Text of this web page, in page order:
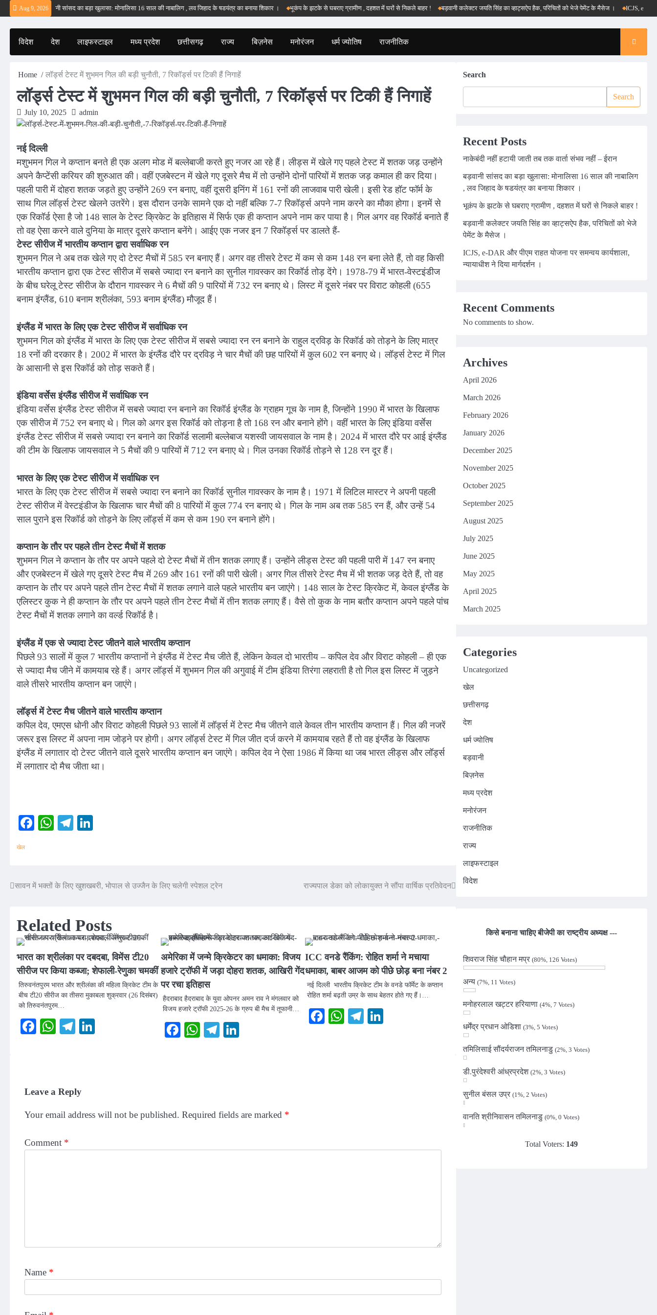
Skip
to
content
Aug 9, 2026
ईरान बड़वानी सांसद का बड़ा खुलासा: मोनालिसा 16 साल की नाबालिग , लव जिहाद के षडयंत्र का बनाया शिकार । भूकंप के झटके से घबराए ग्रामीण , दहशत में घरों से निकले बाहर ! बड़वानी कलेक्टर जयति सिंह का व्हाट्सऐप हैक, परिचितों को भेजे पेमेंट के मैसेज । ICJS, e-DAR और
विदेश देश लाइफस्टाइल मध्य प्रदेश छत्तीसगढ़ राज्य बिज़नेस मनोरंजन धर्म ज्योतिष राजनीतिक
Home लॉर्ड्स टेस्ट में शुभमन गिल की बड़ी चुनौती, 7 रिकॉर्ड्स पर टिकी हैं निगाहें
लॉर्ड्स टेस्ट में शुभमन गिल की बड़ी चुनौती, 7 रिकॉर्ड्स पर टिकी हैं निगाहें
July 10, 2025 admin
नई दिल्ली
मशुभमन गिल ने कप्तान बनते ही एक अलग मोड में बल्लेबाजी करते हुए नजर आ रहे हैं। लीड्स में खेले गए पहले टेस्ट में शतक जड़ उन्होंने
अपने कैप्टेंसी करियर की शुरुआत की। वहीं एजबेस्टन में खेले गए दूसरे मैच में तो उन्होंने दोनों पारियों में शतक जड़ कमाल ही कर दिया।
पहली पारी में दोहरा शतक जड़ते हुए उन्होंने 269 रन बनाए, वहीं दूसरी इनिंग में 161 रनों की लाजवाब पारी खेली। इसी रेड हॉट फॉर्म के
साथ गिल लॉर्ड्स टेस्ट खेलने उतरेंगे। इस दौरान उनके सामने एक दो नहीं बल्कि 7-7 रिकॉर्ड्स अपने नाम करने का मौका होगा। इनमें से
एक रिकॉर्ड ऐसा है जो 148 साल के टेस्ट क्रिकेट के इतिहास में सिर्फ एक ही कप्तान अपने नाम कर पाया है। गिल अगर वह रिकॉर्ड बनाते हैं
तो वह ऐसा करने वाले दुनिया के मात्र दूसरे कप्तान बनेंगे। आईए एक नजर इन 7 रिकॉर्ड्स पर डालते हैं-
टेस्ट सीरीज में भारतीय कप्तान द्वारा सर्वाधिक रन
शुभमन गिल ने अब तक खेले गए दो टेस्ट मैचों में 585 रन बनाए हैं। अगर वह तीसरे टेस्ट में कम से कम 148 रन बना लेते हैं, तो वह किसी
भारतीय कप्तान द्वारा एक टेस्ट सीरीज में सबसे ज्यादा रन बनाने का सुनील गावस्कर का रिकॉर्ड तोड़ देंगे। 1978-79 में भारत-वेस्टइंडीज
के बीच घरेलू टेस्ट सीरीज के दौरान गावस्कर ने 6 मैचों की 9 पारियों में 732 रन बनाए थे। लिस्ट में दूसरे नंबर पर विराट कोहली (655
बनाम इंग्लैंड, 610 बनाम श्रीलंका, 593 बनाम इंग्लैंड) मौजूद हैं।
इंग्लैंड में भारत के लिए एक टेस्ट सीरीज में सर्वाधिक रन
शुभमन गिल को इंग्लैंड में भारत के लिए एक टेस्ट सीरीज में सबसे ज्यादा रन रन बनाने के राहुल द्रविड़ के रिकॉर्ड को तोड़ने के लिए मात्र
18 रनों की दरकार है। 2002 में भारत के इंग्लैंड दौरे पर द्रविड़ ने चार मैचों की छह पारियों में कुल 602 रन बनाए थे। लॉर्ड्स टेस्ट में गिल
के आसानी से इस रिकॉर्ड को तोड़ सकते हैं।
इंडिया वर्सेस इंग्लैंड सीरीज में सर्वाधिक रन
इंडिया वर्सेस इंग्लैंड टेस्ट सीरीज में सबसे ज्यादा रन बनाने का रिकॉर्ड इंग्लैंड के ग्राहम गूच के नाम है, जिन्होंने 1990 में भारत के खिलाफ
एक सीरीज में 752 रन बनाए थे। गिल को अगर इस रिकॉर्ड को तोड़ना है तो 168 रन और बनाने होंगे। वहीं भारत के लिए इंडिया वर्सेस
इंग्लैंड टेस्ट सीरीज में सबसे ज्यादा रन बनाने का रिकॉर्ड सलामी बल्लेबाज यशस्वी जायसवाल के नाम है। 2024 में भारत दौरे पर आई इंग्लैंड
की टीम के खिलाफ जायसवाल ने 5 मैचों की 9 पारियों में 712 रन बनाए थे। गिल उनका रिकॉर्ड तोड़ने से 128 रन दूर हैं।
भारत के लिए एक टेस्ट सीरीज में सर्वाधिक रन
भारत के लिए एक टेस्ट सीरीज में सबसे ज्यादा रन बनाने का रिकॉर्ड सुनील गावस्कर के नाम है। 1971 में लिटिल मास्टर ने अपनी पहली
टेस्ट सीरीज में वेस्टइंडीज के खिलाफ चार मैचों की 8 पारियों में कुल 774 रन बनाए थे। गिल के नाम अब तक 585 रन हैं, और उन्हें 54
साल पुराने इस रिकॉर्ड को तोड़ने के लिए लॉर्ड्स में कम से कम 190 रन बनाने होंगे।
कप्तान के तौर पर पहले तीन टेस्ट मैचों में शतक
शुभमन गिल ने कप्तान के तौर पर अपने पहले दो टेस्ट मैचों में तीन शतक लगाए हैं। उन्होंने लीड्स टेस्ट की पहली पारी में 147 रन बनाए
और एजबेस्टन में खेले गए दूसरे टेस्ट मैच में 269 और 161 रनों की पारी खेली। अगर गिल तीसरे टेस्ट मैच में भी शतक जड़ देते हैं, तो वह
कप्तान के तौर पर अपने पहले तीन टेस्ट मैचों में शतक लगाने वाले पहले भारतीय बन जाएंगे। 148 साल के टेस्ट क्रिकेट में, केवल इंग्लैंड के
एलिस्टर कुक ने ही कप्तान के तौर पर अपने पहले तीन टेस्ट मैचों में तीन शतक लगाए हैं। वैसे तो कुक के नाम बतौर कप्तान अपने पहले पांच
टेस्ट मैचों में शतक लगाने का वर्ल्ड रिकॉर्ड है।
इंग्लैंड में एक से ज्यादा टेस्ट जीतने वाले भारतीय कप्तान
पिछले 93 सालों में कुल 7 भारतीय कप्तानों ने इंग्लैंड में टेस्ट मैच जीते हैं, लेकिन केवल दो भारतीय – कपिल देव और विराट कोहली – ही एक
से ज्यादा मैच जीने में कामयाब रहे हैं। अगर लॉर्ड्स में शुभमन गिल की अगुवाई में टीम इंडिया तिरंगा लहराती है तो गिल इस लिस्ट में जुड़ने
वाले तीसरे भारतीय कप्तान बन जाएंगे।
लॉर्ड्स में टेस्ट मैच जीतने वाले भारतीय कप्तान
कपिल देव, एमएस धोनी और विराट कोहली पिछले 93 सालों में लॉर्ड्स में टेस्ट मैच जीतने वाले केवल तीन भारतीय कप्तान हैं। गिल की नजरें
जरूर इस लिस्ट में अपना नाम जोड़ने पर होगी। अगर लॉर्ड्स टेस्ट में गिल जीत दर्ज करने में कामयाब रहते हैं तो वह इंग्लैंड के खिलाफ
इंग्लैंड में लगातार दो टेस्ट जीतने वाले दूसरे भारतीय कप्तान बन जाएंगे। कपिल देव ने ऐसा 1986 में किया था जब भारत लीड्स और लॉर्ड्स
में लगातार दो मैच जीता था।
Facebook
WhatsApp
Telegram
खेल
Post
सावन में भक्तों के लिए खुशखबरी, भोपाल से उज्जैन के लिए चलेगी स्पेशल ट्रेन राज्यपाल डेका को लोकायुक्त ने सौंपा वार्षिक प्रतिवेदन
Related Posts
भारत का श्रीलंका पर दबदबा, विमेंस टी20
सीरीज पर किया कब्जा; शेफाली-रेणुका चमकीं
तिरुवनंतपुरम भारत और श्रीलंका की महिला क्रिकेट टीम के
बीच टी20 सीरीज का तीसरा मुकाबला शुक्रवार (26 दिसंबर)
को तिरुवनंतपुरम…
Facebook
WhatsApp
Telegram
अमेरिका में जन्मे क्रिकेटर का धमाका: विजय
हजारे ट्रॉफी में जड़ा दोहरा शतक, आखिरी गेंद
पर रचा इतिहास
हैदराबाद हैदराबाद के युवा ओपनर अमन राव ने मंगलवार को
विजय हजारे ट्रॉफी 2025-26 के ग्रुप बी मैच में तूफानी…
Facebook
WhatsApp
Telegram
ICC वनडे रैंकिंग: रोहित शर्मा ने मचाया
धमाका, बाबर आजम को पीछे छोड़ बना नंबर 2
नई दिल्ली भारतीय क्रिकेट टीम के वनडे फॉर्मेट के कप्तान
रोहित शर्मा बढ़ती उम्र के साथ बेहतर होते गए हैं।…
Facebook
WhatsApp
Telegram
Leave a Reply
Your email address will not be published. Required fields are marked *
Comment *
Name *
Search
Search
Recent Posts
नाकेबंदी नहीं हटायी जाती तब तक वार्ता संभव नहीं – ईरान
बड़वानी सांसद का बड़ा खुलासा: मोनालिसा 16 साल की नाबालिग
, लव जिहाद के षडयंत्र का बनाया शिकार ।
भूकंप के झटके से घबराए ग्रामीण , दहशत में घरों से निकले बाहर !
बड़वानी कलेक्टर जयति सिंह का व्हाट्सऐप हैक, परिचितों को भेजे
पेमेंट के मैसेज ।
ICJS, e-DAR और पीएम राहत योजना पर समन्वय कार्यशाला,
न्यायाधीश ने दिया मार्गदर्शन ।
Recent Comments
No comments to show.
Archives
April 2026
March 2026
February 2026
January 2026
December 2025
November 2025
October 2025
September 2025
August 2025
July 2025
June 2025
May 2025
April 2025
March 2025
Categories
Uncategorized
खेल
छत्तीसगढ़
देश
धर्म ज्योतिष
बड़वानी
बिज़नेस
मध्य प्रदेश
मनोरंजन
राजनीतिक
राज्य
लाइफस्टाइल
विदेश
किसे बनाना चाहिए बीजेपी का राष्ट्रीय अध्यक्ष ---
शिवराज सिंह चौहान मप्र (80%, 126 Votes)
अन्य (7%, 11 Votes)
मनोहरलाल खट्टर हरियाणा (4%, 7 Votes)
धर्मेंद्र प्रधान ओडिशा (3%, 5 Votes)
तमिलिसाई सौंदर्यराजन तमिलनाडु (2%, 3 Votes)
डी.पुरंदेश्वरी आंध्रप्रदेश (2%, 3 Votes)
सुनील बंसल उप्र (1%, 2 Votes)
वानति श्रीनिवासन तमिलनाडु (0%, 0 Votes)
Total Voters: 149